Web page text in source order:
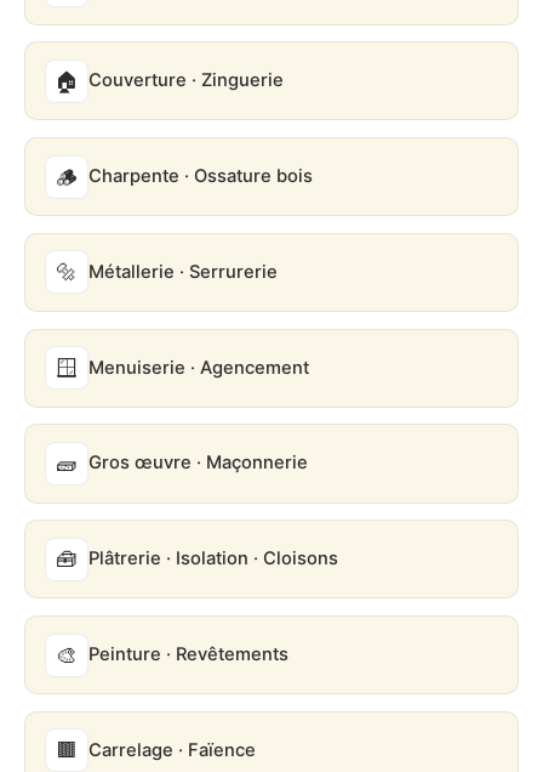
🏠 Couverture · Zinguerie
🪵 Charpente · Ossature bois
🔩 Métallerie · Serrurerie
🪟 Menuiserie · Agencement
🧱 Gros œuvre · Maçonnerie
🧰 Plâtrerie · Isolation · Cloisons
🎨 Peinture · Revêtements
🟫 Carrelage · Faïence